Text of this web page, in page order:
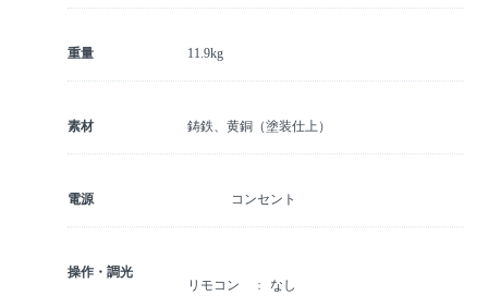
重量 11.9kg
素材 鋳鉄、黄銅（塗装仕上）
電源 コンセント
操作・調光
リモコン
なし